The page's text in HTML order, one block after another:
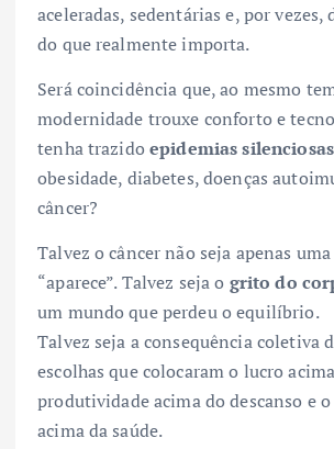
aceleradas, sedentárias e, por vezes,
do que realmente importa.
Será coincidência que, ao mesmo
modernidade trouxe conforto e
tenha trazidoepidemias silenciosas
obesidade, diabetes, doenças
câncer?
Talvez o câncer não seja apenas
“aparece”. Talvez seja o grito do
um mundo que perdeu o equilíbrio.
Talvez seja a consequência coletiva
escolhas que colocaram o lucro
produtividade acima do descanso e
acima da saúde.